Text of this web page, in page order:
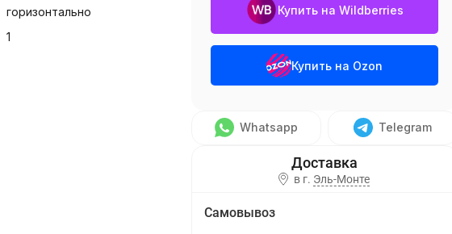
горизонтально
1
Купить на Wildberries
Купить на Ozon
Whatsapp Telegram
в г. Эль-Монте
Самовывоз